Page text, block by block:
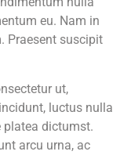
eu. Nam in
Praesent suscipit
ut,
luctus nulla
platea dictumst.
arcu urna, ac